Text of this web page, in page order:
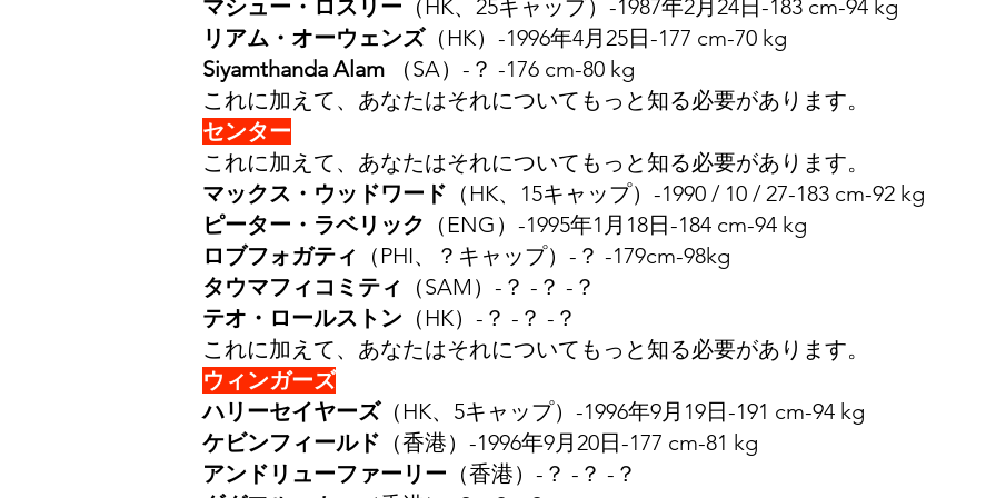
マシュー・ロスリー （HK、25キャップ）-1987年2月24日-183 cm-94 kg
リアム・オーウェンズ（HK）-1996年4月25日-177 cm-70 kg
Siyamthanda Alam （SA）-？ -176 cm-80 kg
これに加えて、あなたはそれについてもっと知る必要があります。
センター
これに加えて、あなたはそれについてもっと知る必要があります。
マックス・ウッドワード （HK、15キャップ）-1990 / 10 / 27-183 cm-92 k​​g
ピーター・ラベリック （ENG）-1995年1月18日-184 cm-94 kg
ロブフォガティ
（PHI、？キャップ）-？ -179cm-98kg
タウマフィコミティ
（SAM）-？ -？ -？
テオ・ロールストン （HK）-？ -？ -？
これに加えて、あなたはそれについてもっと知る必要があります。
ウィンガーズ
ハリーセイヤーズ（HK、5キャップ）-1996年9月19日-191 cm-94 kg
ケビンフィールド （香港）-1996年9月20日-177 cm-81 kg
アンドリューファーリー （香港）-？ -？ -？